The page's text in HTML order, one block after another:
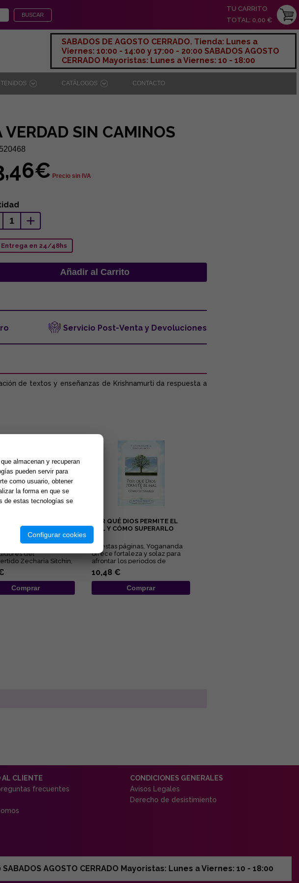
TU CARRITO
TOTAL: 0,00 €
SABADOS DE AGOSTO CERRADO. Tienda: Lunes a
Viernes: 10:00 - 14:00 y 17:00 - 20:00 SABADOS AGOSTO
CERRADO Mayoristas: Lunes a Viernes: 10 - 18:00
CATÁLOGOS CONTACTO
VERDAD SIN CAMINOS
Precio sin IVA
+
Entrega en 24/48hs
Servicio Post-Venta y Devoluciones
de textos y enseñanzas de Krishnamurti da respuesta a
del
Zecharia Sitchin,
ella combina sus
Comprar
POR QUÉ DIOS PERMITE EL
MAL Y CÓMO SUPERARLO
En estas páginas, Yogananda
ofrece fortaleza y solaz para
afrontar los periodos de
adversidad al esclarecer lo...
10,48 €
Comprar
AL CLIENTE
frecuentes
CONDICIONES GENERALES
Avisos Legales
Derecho de desistimiento
AGOSTO CERRADO Mayoristas: Lunes a Viernes: 10 - 18:00
almacenan y recuperan
pueden servir para
como usuario, obtener
la forma en que se
de estas tecnologías se
Configurar cookies